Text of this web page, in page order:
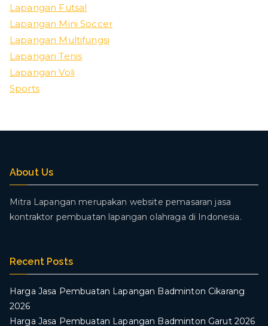
Lapangan Futsal
Lapangan Mini Soccer
Lapangan Multifungsi
Lapangan Tenis
Lapangan Voli
Sports
About Us
Mitra Lapangan merupakan website pemasaran jasa
kontraktor pembuatan lapangan olahraga di Indonesia.
Recent Posts
Harga Jasa Pembuatan Lapangan Badminton Cikarang
2026
Harga Jasa Pembuatan Lapangan Badminton Garut 2026